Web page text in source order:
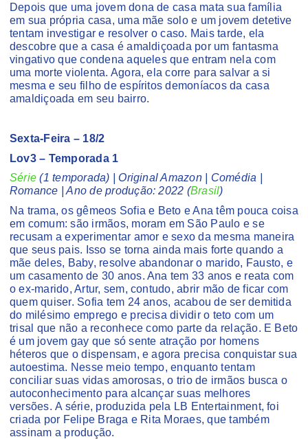
Depois que uma jovem dona de casa mata sua família
em sua própria casa, uma mãe solo e um jovem detetive
tentam investigar e resolver o caso. Mais tarde, ela
descobre que a casa é amaldiçoada por um fantasma
vingativo que condena aqueles que entram nela com
uma morte violenta. Agora, ela corre para salvar a si
mesma e seu filho de espíritos demoníacos da casa
amaldiçoada em seu bairro.
Sexta-Feira – 18/2
Lov3 – Temporada 1
Série (1 temporada) | Original Amazon | Comédia |
Romance | Ano de produção: 2022 (Brasil)
Na trama, os gêmeos Sofia e Beto e Ana têm pouca coisa
em comum: são irmãos, moram em São Paulo e se
recusam a experimentar amor e sexo da mesma maneira
que seus pais. Isso se torna ainda mais forte quando a
mãe deles, Baby, resolve abandonar o marido, Fausto, e
um casamento de 30 anos. Ana tem 33 anos e reata com
o ex-marido, Artur, sem, contudo, abrir mão de ficar com
quem quiser. Sofia tem 24 anos, acabou de ser demitida
do milésimo emprego e precisa dividir o teto com um
trisal que não a reconhece como parte da relação. E Beto
é um jovem gay que só sente atração por homens
héteros que o dispensam, e agora precisa conquistar sua
autoestima. Nesse meio tempo, enquanto tentam
conciliar suas vidas amorosas, o trio de irmãos busca o
autoconhecimento para alcançar suas melhores
versões. A série, produzida pela LB Entertainment, foi
criada por Felipe Braga e Rita Moraes, que também
assinam a produção.